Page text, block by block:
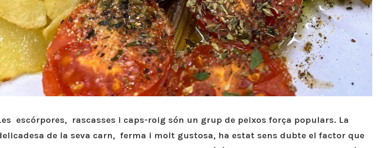
escórpores, rascasses i caps-roig són un grup de peixos força populars. La
de la seva carn, ferma i molt gustosa, ha estat sens dubte el factor que